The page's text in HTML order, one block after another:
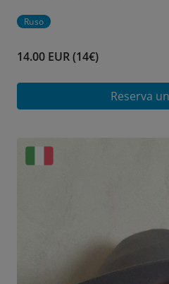
Ruso
14.00 EUR (14€)
Reserva